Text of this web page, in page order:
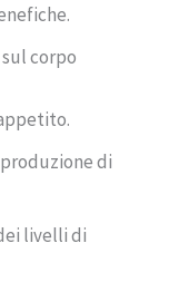
corpo
di
livelli di